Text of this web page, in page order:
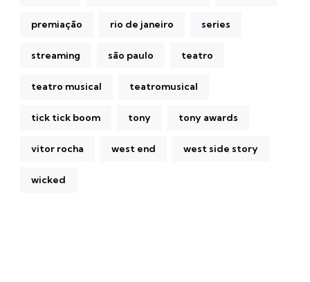
premiação rio de janeiro series
streaming são paulo teatro
teatro musical teatromusical
tick tick boom tony tony awards
vitor rocha west end west side story
wicked